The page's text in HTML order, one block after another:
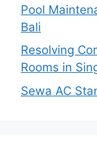
Pool
Bali
Resolving
Rooms in
Sewa AC